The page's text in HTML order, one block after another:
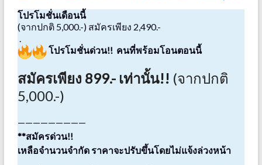
โปรโมชั่นเดือนนี้
(จากปกติ 5,000.-) สมัครเพียง 2,490.-
.
โปรโมชั่นด่วน!! คนที่พร้อมโอนตอนนี้
สมัครเพียง 899.- เท่านั้น!! (จากปกติ
5,000.-)
—————————
**สมัครด่วน!!
เหลือจำนวนจำกัด ราคาจะปรับขึ้นโดยไม่แจ้งล่วงหน้า